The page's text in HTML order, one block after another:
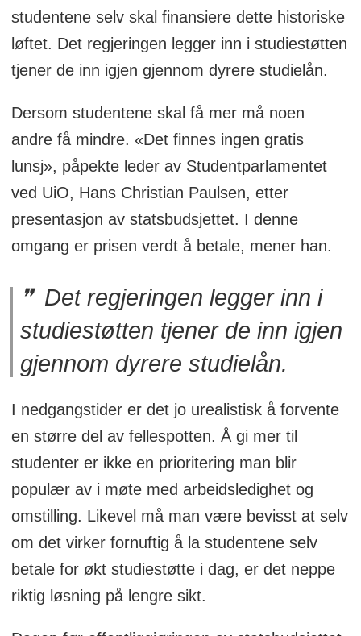
studentene selv skal finansiere dette historiske
løftet. Det regjeringen legger inn i studiestøtten
tjener de inn igjen gjennom dyrere studielån.
Dersom studentene skal få mer må noen
andre få mindre. «Det finnes ingen gratis
lunsj», påpekte leder av Studentparlamentet
ved UiO, Hans Christian Paulsen, etter
presentasjon av statsbudsjettet. I denne
omgang er prisen verdt å betale, mener han.
Det regjeringen legger inn i
studiestøtten tjener de inn igjen
gjennom dyrere studielån.
I nedgangstider er det jo urealistisk å forvente
en større del av fellespotten. Å gi mer til
studenter er ikke en prioritering man blir
populær av i møte med arbeidsledighet og
omstilling. Likevel må man være bevisst at selv
om det virker fornuftig å la studentene selv
betale for økt studiestøtte i dag, er det neppe
riktig løsning på lengre sikt.